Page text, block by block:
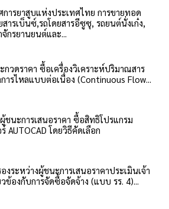
การยาสูบแห่งประเทศไทย การขายทอด
สารเบ็นซ์,รถโดยสารอีซูซุ, รถยนต์นั่งเก๋ง,
กรยานยนต์และ...
กวดราคา ซื้อเครื่องวิเคราะห์ปริมาณสาร
ารไหลแบบต่อเนื่อง (Continuous Flow...
ชนะการเสนอราคา ซื้อสิทธิโปรแกรม
AUTOCAD โดยวิธีคัดเลือก
งระหว่างผู้ชนะการเสนอราคาประเมินเจ้า
ข้องกับการจัดซื้อจัดจ้าง (แบบ รร. 4)...